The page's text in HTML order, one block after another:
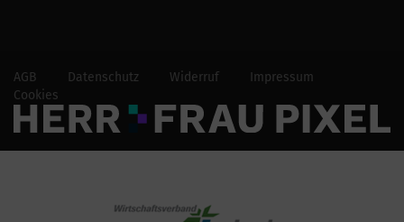
AGB Datenschutz Widerruf
Impressum
Cookies